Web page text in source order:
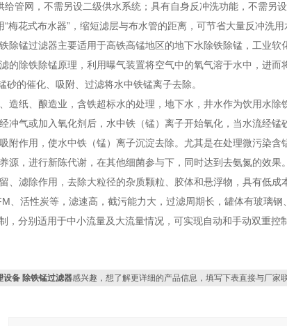
给管网，不需另设二级供水系统；具有自身反冲洗功能，不需另设
梅花式布水器”，缩短滤层与布水管的距离，可节省大量反冲洗用
除锰过滤器主要适用于高铁高锰地区的地下水除铁除锰，工业
的除铁除锰原理，利用曝气装置将空气中的氧气溶于水中，进
砂的催化、吸附、过滤将水中铁锰离子去除。
造纸、酿造业，含铁超标水的处理，地下水，井水作为饮用水除
冲气或加入氧化剂后，水中铁（锰）离子开始氧化，当水流经
附作用，使水中铁（锰）离子沉淀去除。尤其是在处理微污染
源，进行新陈代谢，在其他细菌参与下，同时达到去氨氮的效果。
、滤除作用，去除大粒径的杂质颗粒、胶体和悬浮物，具有低
、活性炭等，滤速高，截污能力大，过滤周期长，罐体有玻璃
，分别适用于中小流量及大流量情况，可实现自动和手动双重控制
设备 除铁锰过滤器感兴趣，想了解更详细的产品信息，填写下表直接与厂家